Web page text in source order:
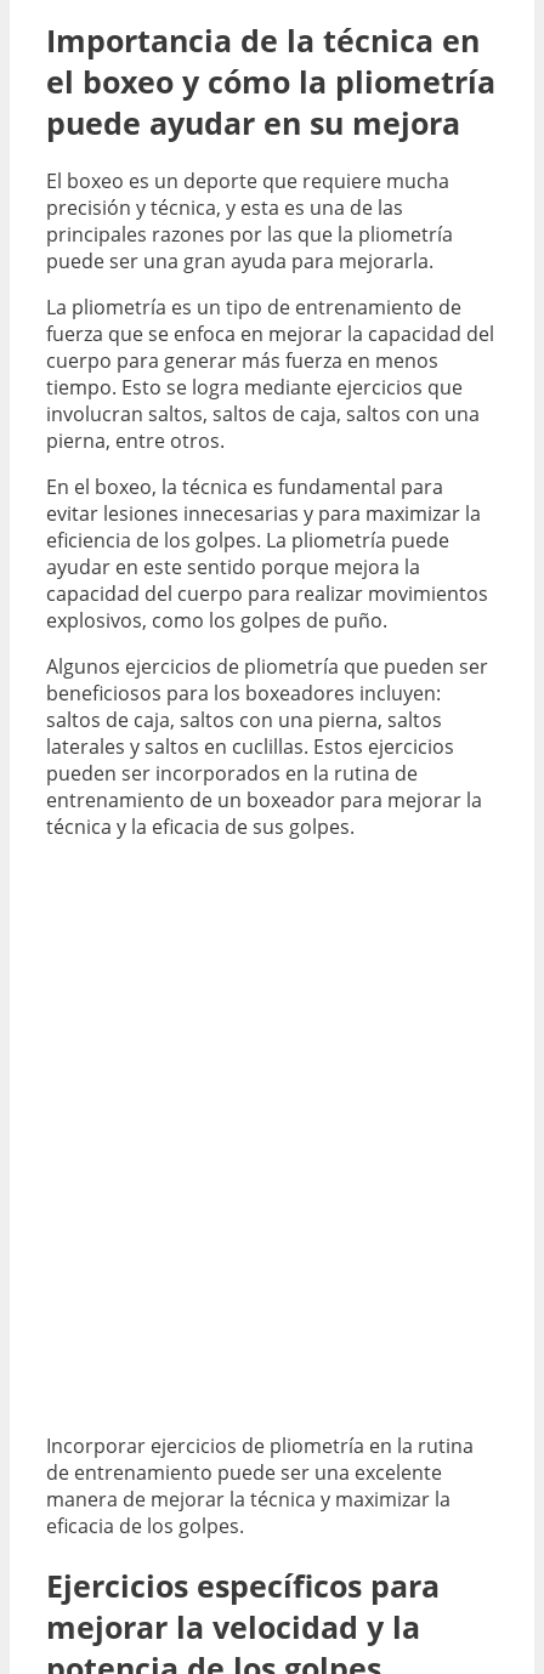
Importancia de la técnica en
el boxeo y cómo la pliometría
puede ayudar en su mejora
El boxeo es un deporte que requiere mucha
precisión y técnica, y esta es una de las
principales razones por las que la pliometría
puede ser una gran ayuda para mejorarla.
La pliometría es un tipo de entrenamiento de
fuerza que se enfoca en mejorar la capacidad del
cuerpo para generar más fuerza en menos
tiempo. Esto se logra mediante ejercicios que
involucran saltos, saltos de caja, saltos con una
pierna, entre otros.
En el boxeo, la técnica es fundamental para
evitar lesiones innecesarias y para maximizar la
eficiencia de los golpes. La pliometría puede
ayudar en este sentido porque mejora la
capacidad del cuerpo para realizar movimientos
explosivos, como los golpes de puño.
Algunos ejercicios de pliometría que pueden ser
beneficiosos para los boxeadores incluyen:
saltos de caja, saltos con una pierna, saltos
laterales y saltos en cuclillas. Estos ejercicios
pueden ser incorporados en la rutina de
entrenamiento de un boxeador para mejorar la
técnica y la eficacia de sus golpes.
Incorporar ejercicios de pliometría en la rutina
de entrenamiento puede ser una excelente
manera de mejorar la técnica y maximizar la
eficacia de los golpes.
Ejercicios específicos para
mejorar la velocidad y la